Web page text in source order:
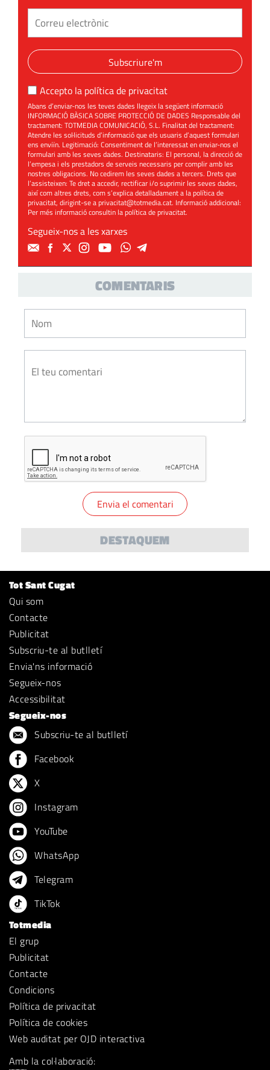
Subscriure'm
Accepto la política de privacitat
Abans d’enviar-nos les teves dades llegeix la següent informació
INFORMACIÓ BÀSICA SOBRE PROTECCIÓ DE DADES Responsable del
tractament: TOTMEDIA COMUNICACIÓ, S.L. Finalitat del tractament:
Atendre les sol·licituds d’informació que els usuaris d’aquest formulari
ens enviïn. Legitimació: Consentiment de l’interessat en enviar-nos el
formulari amb les seves dades. Destinataris: El personal, la direcció de
l’empesa i els prestadors de serveis necessaris per complir amb les
nostres obligacions. No cedirem les seves dades a tercers. Drets que
l’assisteixen: Te dret a accedir, rectificar i/o suprimir les seves dades,
així com altres drets, com s’explica detalladament a la política de
privacitat, dirigint-se aprivacitat@totmedia.cat. Informació addicional:
Per més informació consultin lapolítica de privacitat.
Segueix-nos a les xarxes
COMENTARIS
DESTAQUEM
Tot Sant Cugat
Qui som
Contacte
Publicitat
Subscriu-te al butlletí
Envia'ns informació
Segueix-nos
Accessibilitat
Segueix-nos
Subscriu-te al butlletí
Facebook
X
Instagram
YouTube
WhatsApp
Telegram
TikTok
Totmedia
El grup
Publicitat
Contacte
Condicions
Política de privacitat
Política de cookies
Web auditat per OJD interactiva
Amb la col·laboració: